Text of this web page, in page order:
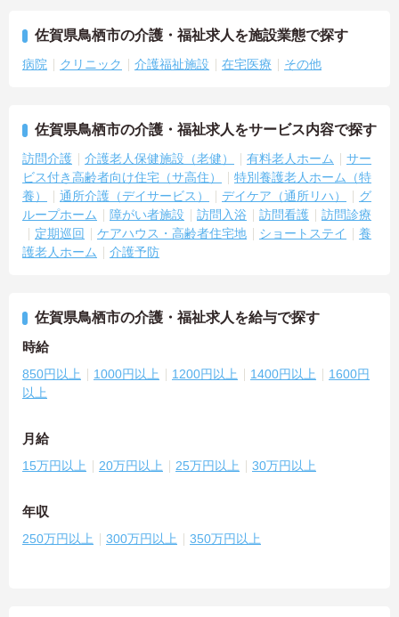
佐賀県鳥栖市の介護・福祉求人を施設業態で探す
病院 クリニック 介護福祉施設 在宅医療 その他
佐賀県鳥栖市の介護・福祉求人をサービス内容で探す
訪問介護 介護老人保健施設（老健） 有料老人ホーム
サー
ビス付き高齢者向け住宅（サ高住）
特別養護老人ホーム（特
養）
通所介護（デイサービス） デイケア（通所リハ）
グ
ループホーム
障がい者施設 訪問入浴 訪問看護
訪問診療
定期巡回
ケアハウス・高齢者住宅地 ショートステイ
養
護老人ホーム
介護予防
佐賀県鳥栖市の介護・福祉求人を給与で探す
時給
850円以上 1000円以上 1200円以上 1400円以上
1600円
以上
月給
15万円以上 20万円以上 25万円以上 30万円以上
年収
250万円以上 300万円以上 350万円以上